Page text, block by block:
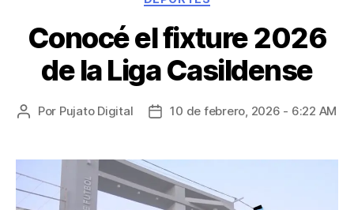
Conocé el fixture 2026
de la Liga Casildense
Por Pujato Digital 10 de febrero, 2026 - 6:22 AM